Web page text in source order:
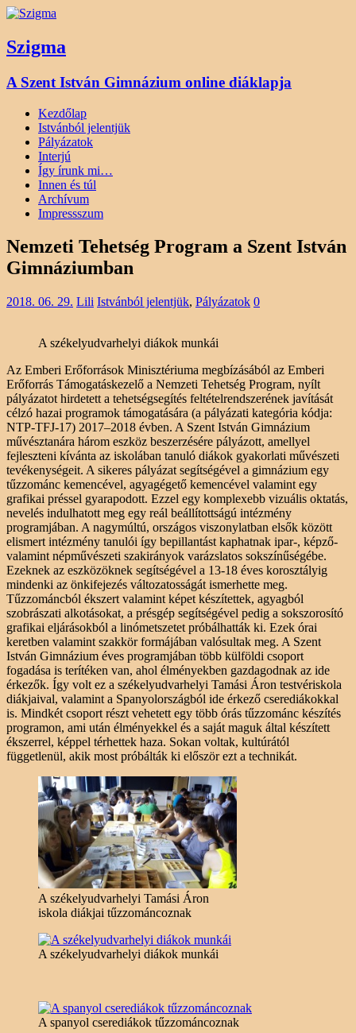
Szigma
A Szent István Gimnázium online diáklapja
Kezdőlap
Istvánból jelentjük
Pályázatok
Interjú
Így írunk mi…
Innen és túl
Archívum
Impressszum
Nemzeti Tehetség Program a Szent István
Gimnáziumban
2018. 06. 29. Lili Istvánból jelentjük, Pályázatok 0
A székelyudvarhelyi diákok munkái
Az Emberi Erőforrások Minisztériuma megbízásából az Emberi
Erőforrás Támogatáskezelő a Nemzeti Tehetség Program, nyílt
pályázatot hirdetett a tehetségsegítés feltételrendszerének javítását
célzó hazai programok támogatására (a pályázati kategória kódja:
NTP-TFJ-17) 2017–2018 évben. A Szent István Gimnázium
művésztanára három eszköz beszerzésére pályázott, amellyel
fejleszteni kívánta az iskolában tanuló diákok gyakorlati művészeti
tevékenységeit. A sikeres pályázat segítségével a gimnázium egy
tűzzománc kemencével, agyagégető kemencével valamint egy
grafikai préssel gyarapodott. Ezzel egy komplexebb vizuális oktatás,
nevelés indulhatott meg egy reál beállítottságú intézmény
programjában. A nagymúltú, országos viszonylatban elsők között
elismert intézmény tanulói így bepillantást kaphatnak ipar-, képző-
valamint népművészeti szakirányok varázslatos sokszínűségébe.
Ezeknek az eszközöknek segítségével a 13-18 éves korosztályig
mindenki az önkifejezés változatosságát ismerhette meg.
Tűzzománcból ékszert valamint képet készítettek, agyagból
szobrászati alkotásokat, a présgép segítségével pedig a sokszorosító
grafikai eljárásokból a linómetszetet próbálhatták ki. Ezek órai
keretben valamint szakkör formájában valósultak meg. A Szent
István Gimnázium éves programjában több külföldi csoport
fogadása is terítéken van, ahol élményekben gazdagodnak az ide
érkezők. Így volt ez a székelyudvarhelyi Tamási Áron testvériskola
diákjaival, valamint a Spanyolországból ide érkező cserediákokkal
is. Mindkét csoport részt vehetett egy több órás tűzzománc készítés
programon, ami után élményekkel és a saját maguk által készített
ékszerrel, képpel térhettek haza. Sokan voltak, kultúrától
függetlenül, akik most próbálták ki először ezt a technikát.
A székelyudvarhelyi Tamási Áron
iskola diákjai tűzzománcoznak
A székelyudvarhelyi diákok munkái
A spanyol cserediákok tűzzománcoznak